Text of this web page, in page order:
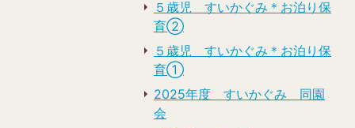
５歳児 すいかぐみ＊お泊り保
育➁
５歳児 すいかぐみ＊お泊り保
育➀
2025年度 すいかぐみ 同園
会